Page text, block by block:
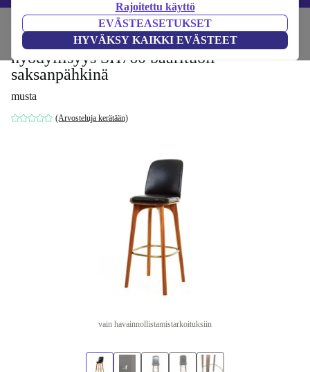
Rajoitettu käyttö
EVÄSTEASETUKSET
HYVÄKSY KAIKKI EVÄSTEET
Huonekalut
hyödyllisyys SH760 baarituoli
saksanpähkinä
musta
(Arvosteluja kerätään)
vain havainnollistamistarkoituksiin